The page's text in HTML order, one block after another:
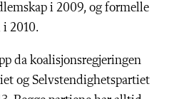
i 2009, og formelle
2010.
da koalisjonsregjeringen
og Selvstendighetspartiet